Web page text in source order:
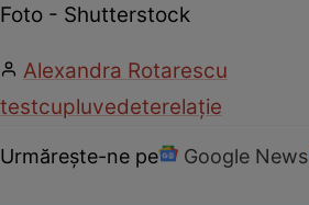
Foto - Shutterstock
Alexandra Rotarescu
testcupluvedeterelație
Urmărește-ne pe Google News